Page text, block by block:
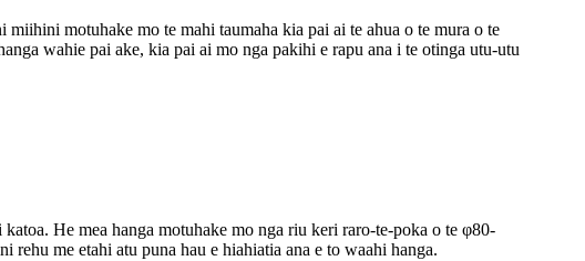
motuhake mo te mahi taumaha kia pai ai te ahua o te mura o te
wahie pai ake, kia pai ai mo nga pakihi e rapu ana i te otinga utu-utu
He mea hanga motuhake mo nga riu keri raro-te-poka o te φ80-
me etahi atu puna hau e hiahiatia ana e to waahi hanga.